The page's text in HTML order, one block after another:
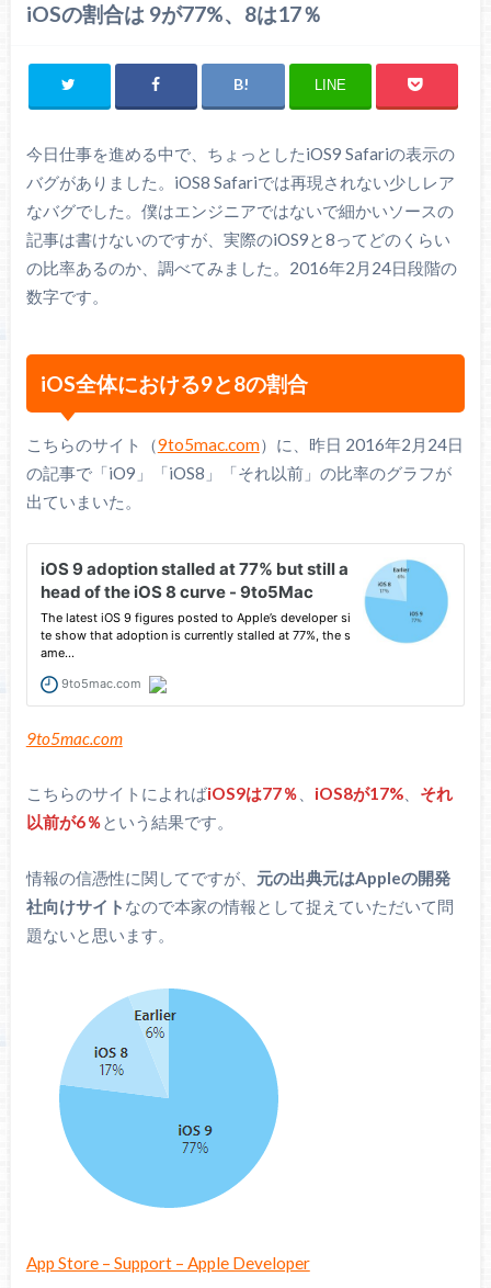
iOSの割合は 9が77%、8は17％
LINE
今日仕事を進める中で、ちょっとしたiOS9 Safariの表示の
バグがありました。iOS8 Safariでは再現されない少しレア
なバグでした。僕はエンジニアではないで細かいソースの
記事は書けないのですが、実際のiOS9と8ってどのくらい
の比率あるのか、調べてみました。2016年2月24日段階の
数字です。
iOS全体における9と8の割合
こちらのサイト（9to5mac.com）に、昨日 2016年2月24日
の記事で「iO9」「iOS8」「それ以前」の比率のグラフが
出ていまいた。
9to5mac.com
こちらのサイトによればiOS9は77％ iOS8が17%、 それ
以前が6％という結果です。
情報の信憑性に関してですが、 元の出典元はAppleの開発
社向けサイト なので本家の情報として捉えていただいて問
題ないと思います。
App Store – Support – Apple Developer